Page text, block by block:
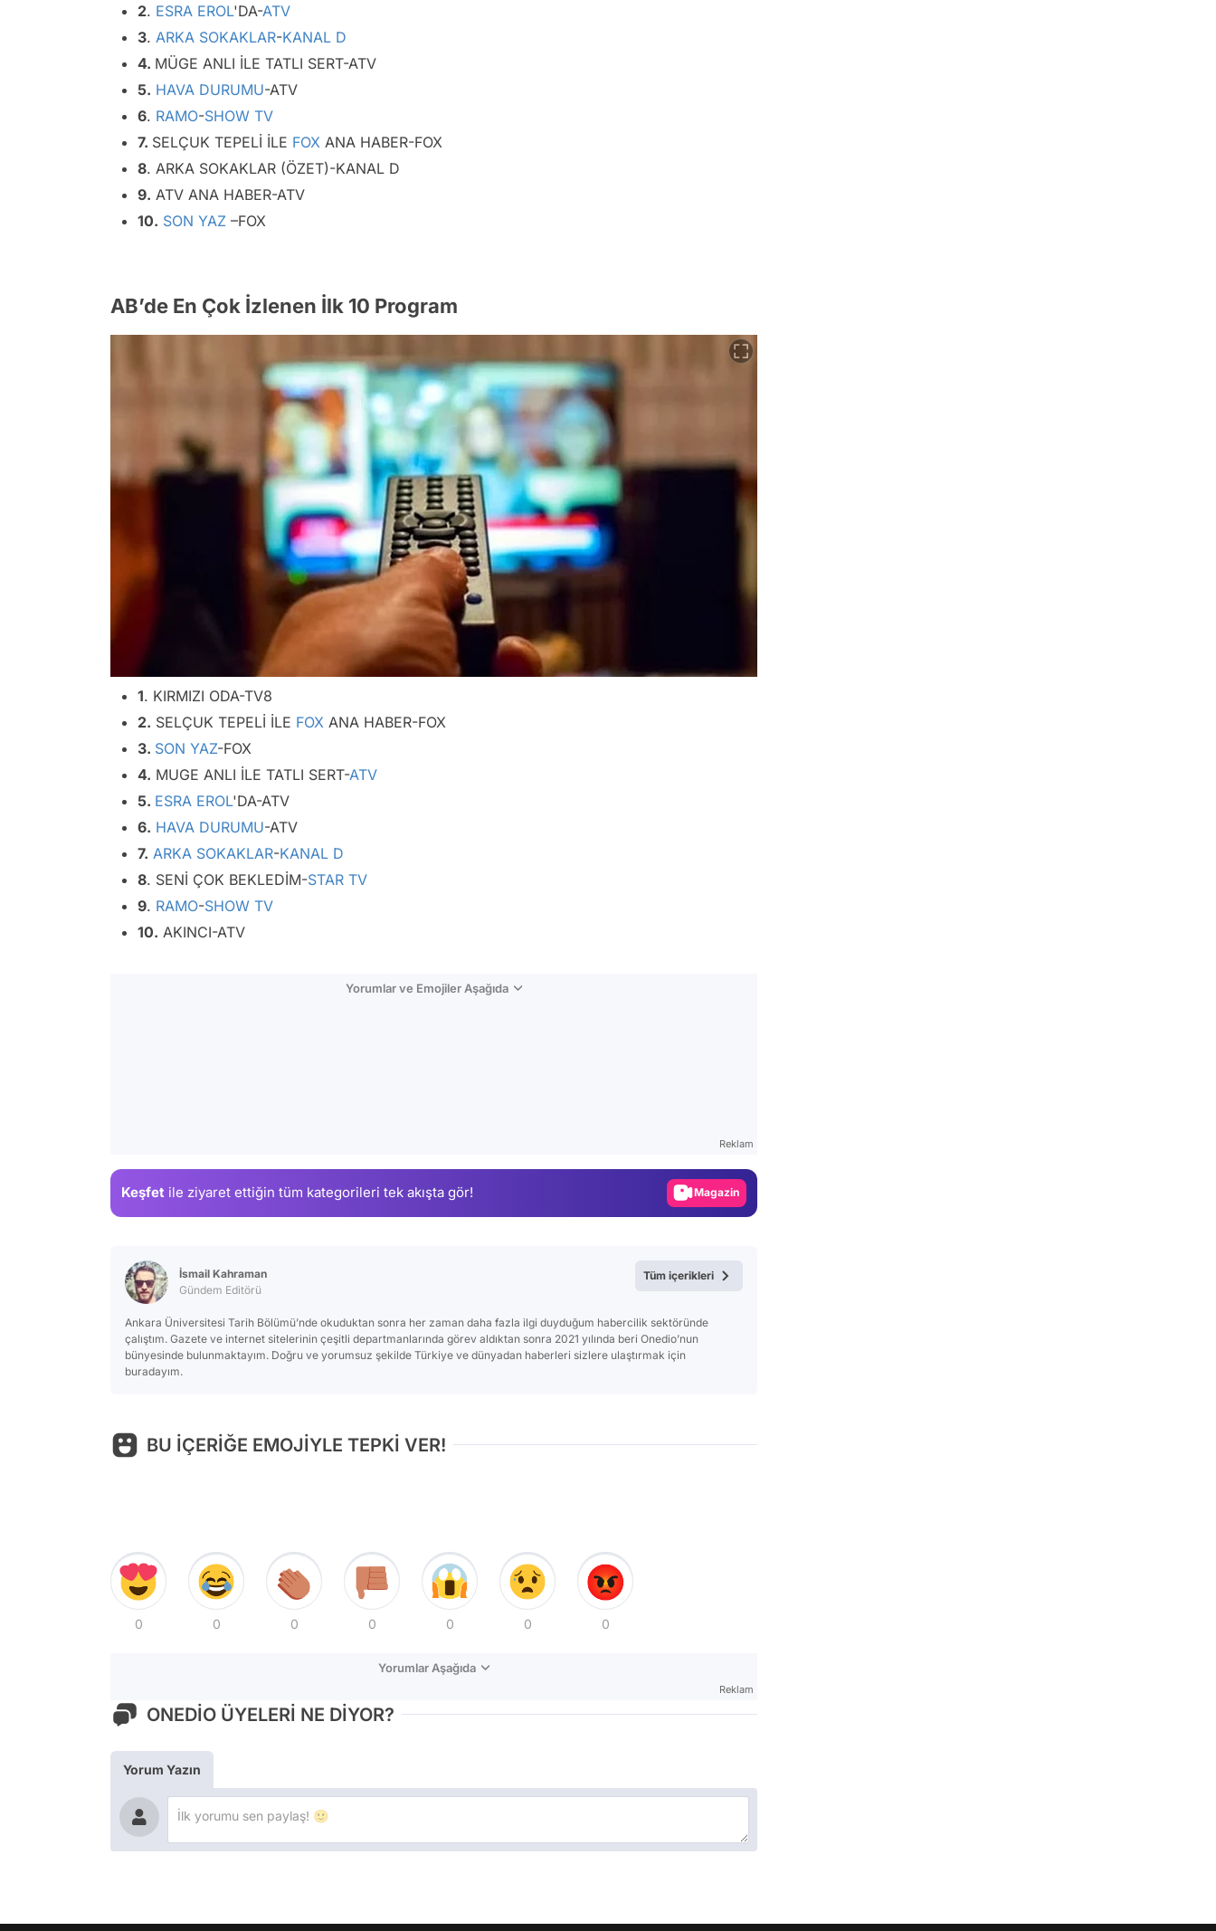
2. ESRA EROL'DA-ATV
3. ARKA SOKAKLAR-KANAL D
4. MÜGE ANLI İLE TATLI SERT-ATV
5. HAVA DURUMU-ATV
6. RAMO-SHOW TV
7. SELÇUK TEPELİ İLE FOX ANA HABER-FOX
8. ARKA SOKAKLAR (ÖZET)-KANAL D
9. ATV ANA HABER-ATV
10. SON YAZ –FOX
AB’de En Çok İzlenen İlk 10 Program
1. KIRMIZI ODA-TV8
2. SELÇUK TEPELİ İLE FOX ANA HABER-FOX
3. SON YAZ-FOX
4. MUGE ANLI İLE TATLI SERT-ATV
5. ESRA EROL'DA-ATV
6. HAVA DURUMU-ATV
7. ARKA SOKAKLAR-KANAL D
8. SENİ ÇOK BEKLEDİM-STAR TV
9. RAMO-SHOW TV
10. AKINCI-ATV
Yorumlar ve Emojiler Aşağıda
Reklam
Keşfet ile ziyaret ettiğin tüm kategorileri tek akışta gör! Magazin
İsmail Kahraman
Gündem Editörü
Ankara Üniversitesi Tarih Bölümü’nde okuduktan sonra her zaman daha fazla ilgi duyduğum habercilik sektöründe
çalıştım. Gazete ve internet sitelerinin çeşitli departmanlarında görev aldıktan sonra 2021 yılında beri Onedio’nun
bünyesinde bulunmaktayım. Doğru ve yorumsuz şekilde Türkiye ve dünyadan haberleri sizlere ulaştırmak için
buradayım.
Tüm içerikleri
BU İÇERİĞE EMOJİYLE TEPKİ VER!
0 0 0 0 0 0 0
Yorumlar Aşağıda
Reklam
ONEDİO ÜYELERİ NE DİYOR?
Yorum Yazın